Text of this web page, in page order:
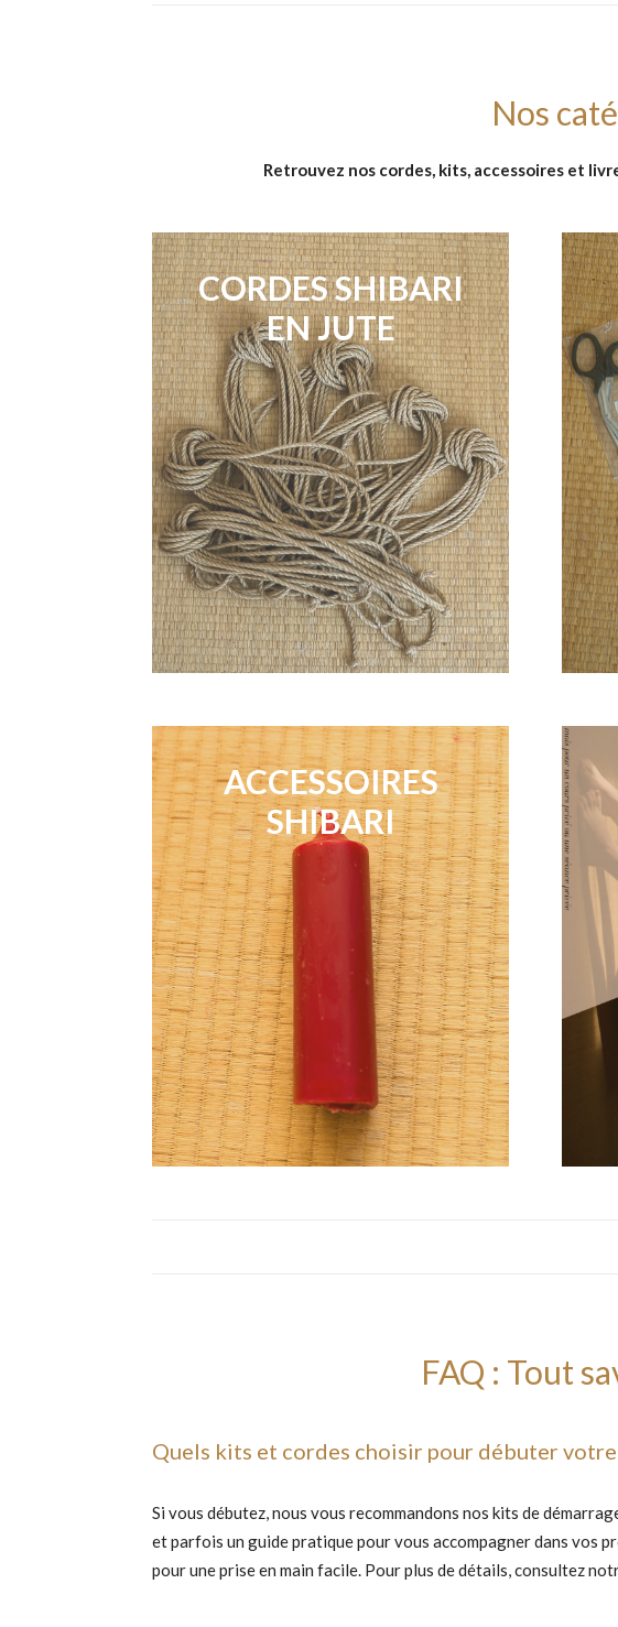
Nos
Retrouvez nos cordes, kits, accessoires et
CORDES SHIBARI
EN JUTE
ACCESSOIRES
SHIBARI
FAQ : Tout
Quels kits et cordes choisir pour débuter
Si vous débutez, nous vous recommandons nos kits de
et parfois un guide pratique pour vous accompagner dans vos
pour une prise en main facile. Pour plus de détails, consultez